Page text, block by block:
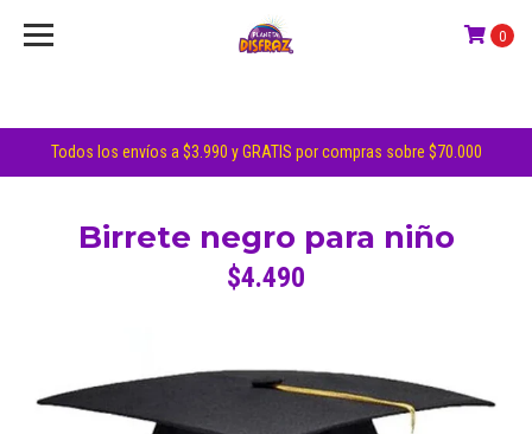
Todos los envíos a $3.990 y GRATIS por compras sobre $70.000
0
Birrete negro para niño
$4.490